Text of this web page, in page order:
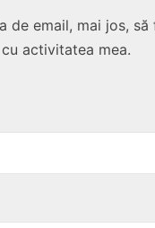
de email, mai jos,
cu activitatea mea.